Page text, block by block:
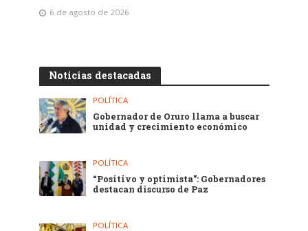
6 de agosto de 2026
Noticias destacadas
POLÍTICA
Gobernador de Oruro llama a buscar
unidad y crecimiento económico
POLÍTICA
“Positivo y optimista”: Gobernadores
destacan discurso de Paz
POLÍTICA